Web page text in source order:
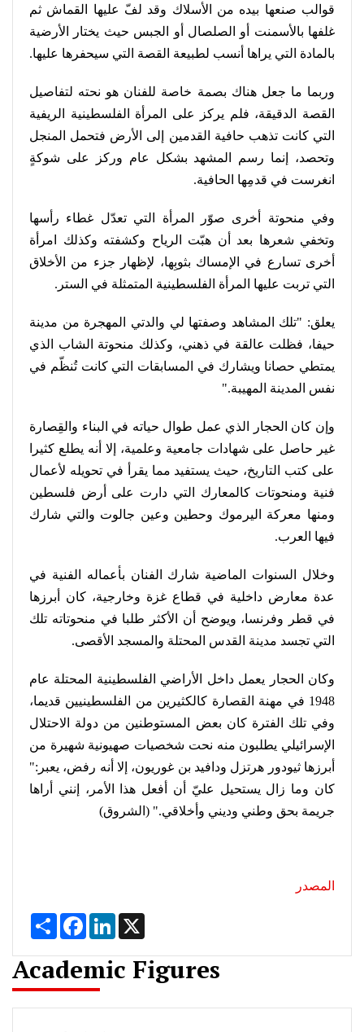
قوالب صنعها بيده من الأسلاك وقد لفّ عليها القماش ثم
غلفها بالأسمنت أو الصلصال أو الجبس حيث يختار الأرضية
بالمادة التي يراها أنسب لطبيعة القصة التي سيحفرها عليها.
وربما ما جعل هناك بصمة خاصة للفنان هو نحته لتفاصيل
القصة الدقيقة، فلم يركز على المرأة الفلسطينية الريفية
التي كانت تذهب حافية القدمين إلى الأرض فتحمل المنجل
وتحصد، إنما رسم المشهد بشكل عام وركز على شوكةٍ
انغرست في قدمِها الحافية.
وفي منحوتة أخرى صوّر المرأة التي تعدّل غطاء رأسها
وتخفي شعرها بعد أن هبّت الرياح وكشفته وكذلك امرأة
أخرى تسارع في الإمساك بثوبِها، لإظهار جزء من الأخلاق
التي تربت عليها المرأة الفلسطينية المتمثلة في الستر .
يعلق: "تلك المشاهد وصفتها لي والدتي المهجرة من مدينة
حيفا، فظلت عالقة في ذهني، وكذلك منحوتة الشاب الذي
يمتطي حصانا ويشارك في المسابقات التي كانت تُنظّم في
نفس المدينة المهيبة".
وإن كان الحجار الذي عمل طوال حياته في البناء والقِصارة
غير حاصل على شهادات جامعية وعلمية، إلا أنه يطلع كثيرا
على كتب التاريخ، حيث يستفيد مما يقرأ في تحويله لأعمال
فنية ومنحوتات كالمعارك التي دارت على أرض فلسطين
ومنها معركة اليرموك وحطين وعين جالوت والتي شارك
فيها العرب.
وخلال السنوات الماضية شارك الفنان بأعماله الفنية في
عدة معارض داخلية في قطاع غزة وخارجية، كان أبرزها
في قطر وفرنسا، ويوضح أن الأكثر طلبا في منحوتاته تلك
التي تجسد مدينة القدس المحتلة والمسجد الأقصى.
وكان الحجار يعمل داخل الأراضي الفلسطينية المحتلة عام
1948 في مهنة القصارة كالكثيرين من الفلسطينيين قديما،
وفي تلك الفترة كان بعض المستوطنين من دولة الاحتلال
الإسرائيلي يطلبون منه نحت شخصيات صهيونية شهيرة من
أبرزها ثيودور هرتزل ودافيد بن غوريون، إلا أنه رفض، يعبر:"
كان وما زال يستحيل عليّ أن أفعل هذا الأمر، إنني أراها
جريمة بحق وطني وديني وأخلاقي". (الشروق)
المصدر
Share FacebookLinkedIn
Academic Figures